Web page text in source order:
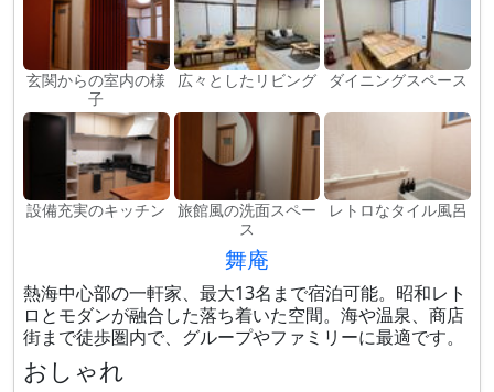
玄関からの室内の様
子
広々としたリビング ダイニングスペース
設備充実のキッチン
旅館風の洗面スペー
ス
レトロなタイル風呂
舞庵
熱海中心部の一軒家、最大13名まで宿泊可能。昭和レト
ロとモダンが融合した落ち着いた空間。海や温泉、商店
街まで徒歩圏内で、グループやファミリーに最適です。
おしゃれ